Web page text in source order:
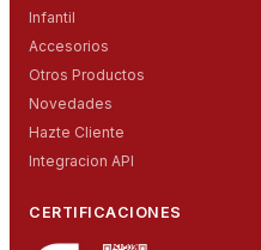
Infantil
Accesorios
Otros Productos
Novedades
Hazte Cliente
Integracion API
CERTIFICACIONES